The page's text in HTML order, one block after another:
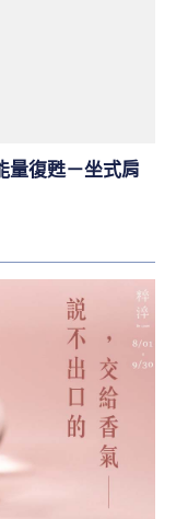
量復甦－坐式肩